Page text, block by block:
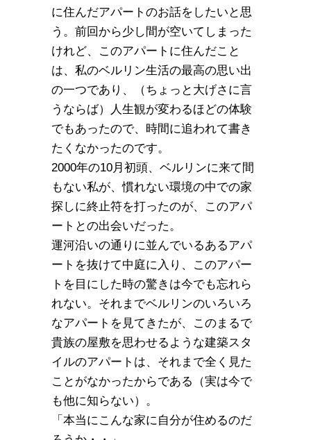
に住んだアパートのお話をしたいと思
う。前回から少し間が空いてしまった
けれど、このアパートに住んだこと
は、私のベルリン生活の最高の思い出
の一つであり、（ちょっと大げさに言
うならば）人生観が変わるほどの体験
でもあったので、時間に追われて書き
たくなかったのです。
2000年の10月初頭、ベルリンに来て間
もない私が、慣れない環境の中での家
探しに終止符を打ったのが、このアパ
ートとの出会いだった。
運河沿いの通りに並んでいるあるアパ
ートを抜けて中庭に入り、このアパー
トを目にした時の驚きは今でも忘れら
れない。それまでベルリンのいろいろ
なアパートを見てきたが、このまるで
貴族の屋敷を思わせるような建築スタ
イルのアパートは、それまで全く見た
ことがなかったからである（実は今で
も他に知らない）。
「本当にこんな家に自分が住めるのだ